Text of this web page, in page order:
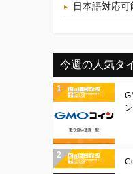
日本語対応可
今週の人気タ